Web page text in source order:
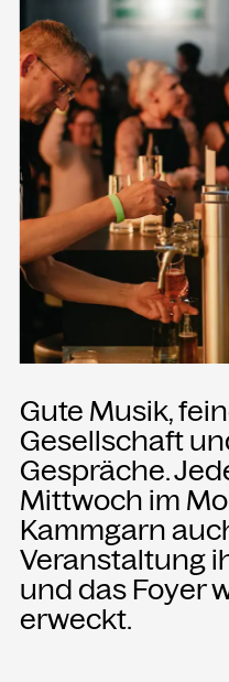
Haus
Partner
Aktuelles
Presse
Merch
KONTAKT
Spinnereistraße 10
6971 Hard am
Österreich
Büro
Mo-Fr von 9-12
+43 5574 82731
office@kammgarn.at
Gute Musik,
Gesellschaft
Gespräche.
Mittwoch im
Kammgarn
Veranstaltung
und das Foyer
erweckt.